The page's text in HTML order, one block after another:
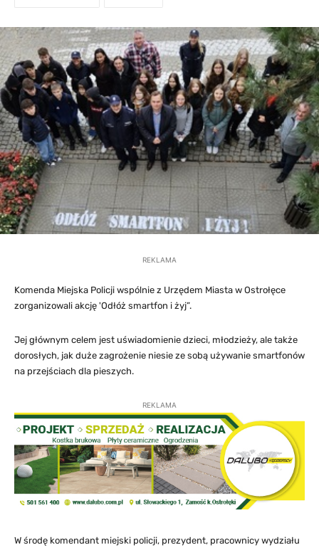
REKLAMA
Komenda Miejska Policji wspólnie z Urzędem Miasta w Ostrołęce
zorganizowali akcję 'Odłóż smartfon i żyj”.
Jej głównym celem jest uświadomienie dzieci, młodzieży, ale także
dorosłych, jak duże zagrożenie niesie ze sobą używanie smartfonów
na przejściach dla pieszych.
REKLAMA
W środę komendant miejski policji, prezydent, pracownicy wydziału